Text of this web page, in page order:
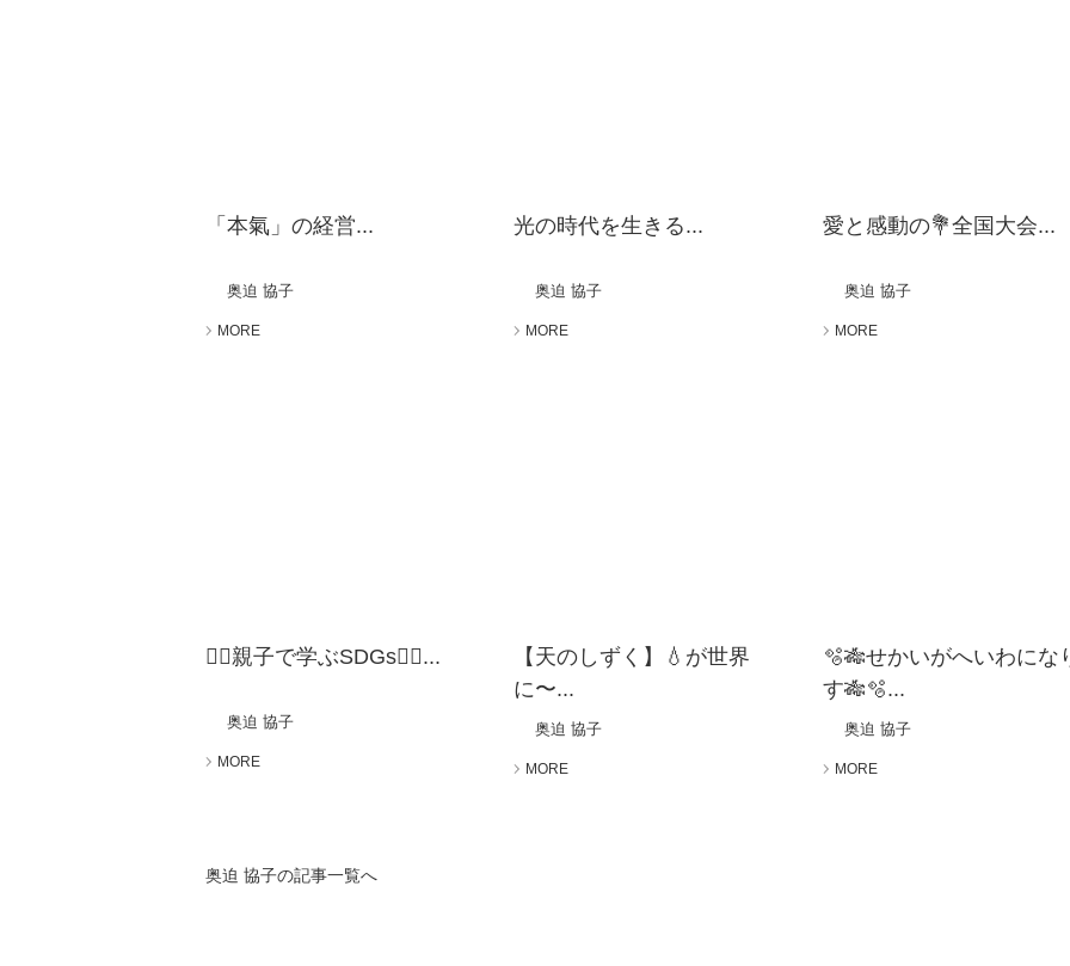
「本氣」の経営...
奥迫 協子
MORE
光の時代を生きる...
奥迫 協子
MORE
愛と感動の💐全国大会...
奥迫 協子
MORE
🧚‍♀️親子で学ぶSDGs🧚‍♀️...
奥迫 協子
MORE
【天のしずく】💧が世界
に〜...
奥迫 協子
MORE
🫧🎋せかいがへいわにな
す🎋🫧...
奥迫 協子
MORE
奥迫 協子の記事一覧へ